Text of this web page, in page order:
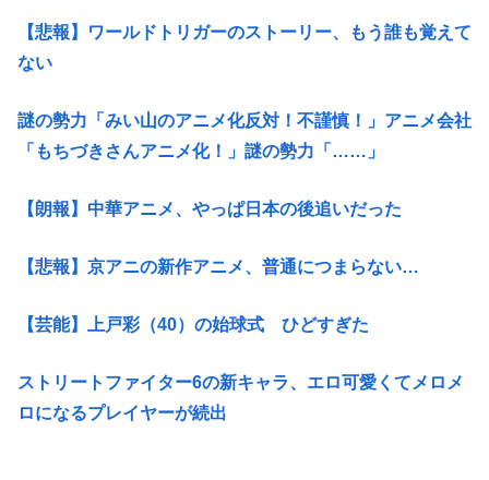
【悲報】ワールドトリガーのストーリー、もう誰も覚えて
ない
謎の勢力「みい山のアニメ化反対！不謹慎！」アニメ会社
「もちづきさんアニメ化！」謎の勢力「……」
【朗報】中華アニメ、やっぱ日本の後追いだった
【悲報】京アニの新作アニメ、普通につまらない…
【芸能】上戸彩（40）の始球式 ひどすぎた
ストリートファイター6の新キャラ、エロ可愛くてメロメ
ロになるプレイヤーが続出